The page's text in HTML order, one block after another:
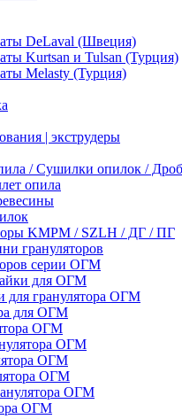
DeLaval (Швеция)
Kurtsan и Tulsan (Турция)
Melasty (Турция)
| экструдеры
/ Сушилки опилок /
опила
KMPM / SZLH / ДГ / ПГ
грануляторов
серии ОГМ
для ОГМ
для гранулятора ОГМ
для ОГМ
ОГМ
ОГМ
ОГМ
ОГМ
ОГМ
ОГМ